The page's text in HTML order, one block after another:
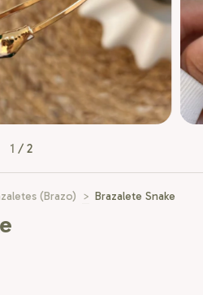
1 / 2
(Brazo) > Brazalete Snake